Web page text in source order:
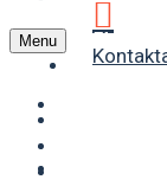
ŽIEMINĖS
Menu